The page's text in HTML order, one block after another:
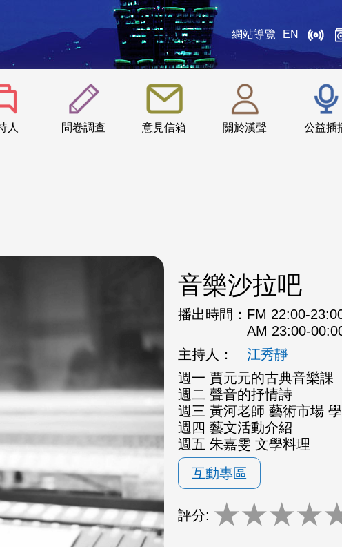
網站導覽 EN
人 問卷調查 意見信箱 關於漢聲 公益插
:::
音樂沙拉吧
播出時間： FM 22:00-
AM 23:00-
主持人：
江秀靜
週一 賈元元的古典音樂課
週二 聲音的抒情詩
週三 黃河老師 藝術市場
週四 藝文活動介紹
週五 朱嘉雯 文學料理
互動專區
評分: ★★★★